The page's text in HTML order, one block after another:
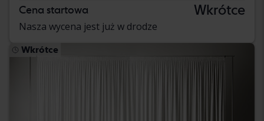
Cena startowa Wkrótce
Nasza wycena jest już w drodze
Wkrótce